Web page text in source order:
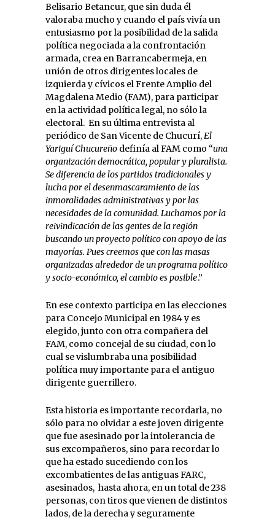
Belisario Betancur, que sin duda él
valoraba mucho y cuando el país vivía un
entusiasmo por la posibilidad de la salida
política negociada a la confrontación
armada, crea en Barrancabermeja, en
unión de otros dirigentes locales de
izquierda y cívicos el Frente Amplio del
Magdalena Medio (FAM), para participar
en la actividad política legal, no sólo la
electoral. En su última entrevista al
periódico de San Vicente de Chucurí,El
Yariguí Chucureño definía al FAM como “una
organización democrática, popular y pluralista.
Se diferencia de los partidos tradicionales y
lucha por el desenmascaramiento de las
inmoralidades administrativas y por las
necesidades de la comunidad. Luchamos por la
reivindicación de las gentes de la región
buscando un proyecto político con apoyo de las
mayorías. Pues creemos que con las masas
organizadas alrededor de un programa político
y socio-económico, el cambio es posible.”
En ese contexto participa en las elecciones
para Concejo Municipal en 1984 y es
elegido, junto con otra compañera del
FAM, como concejal de su ciudad, con lo
cual se vislumbraba una posibilidad
política muy importante para el antiguo
dirigente guerrillero.
Esta historia es importante recordarla, no
sólo para no olvidar a este joven dirigente
que fue asesinado por la intolerancia de
sus excompañeros, sino para recordar lo
que ha estado sucediendo con los
excombatientes de las antiguas FARC,
asesinados, hasta ahora, en un total de 238
personas, con tiros que vienen de distintos
lados, de la derecha y seguramente